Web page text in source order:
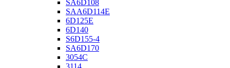
SA6D108
SAA6D114E
6D125E
6D140
S6D155-4
SA6D170
3054C
3114